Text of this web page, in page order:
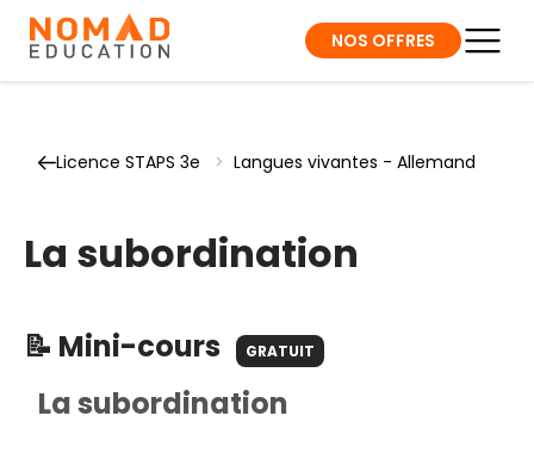
NOS OFFRES
Licence STAPS 3e > Langues vivantes - Allemand
La subordination
📝 Mini-cours GRATUIT
La subordination